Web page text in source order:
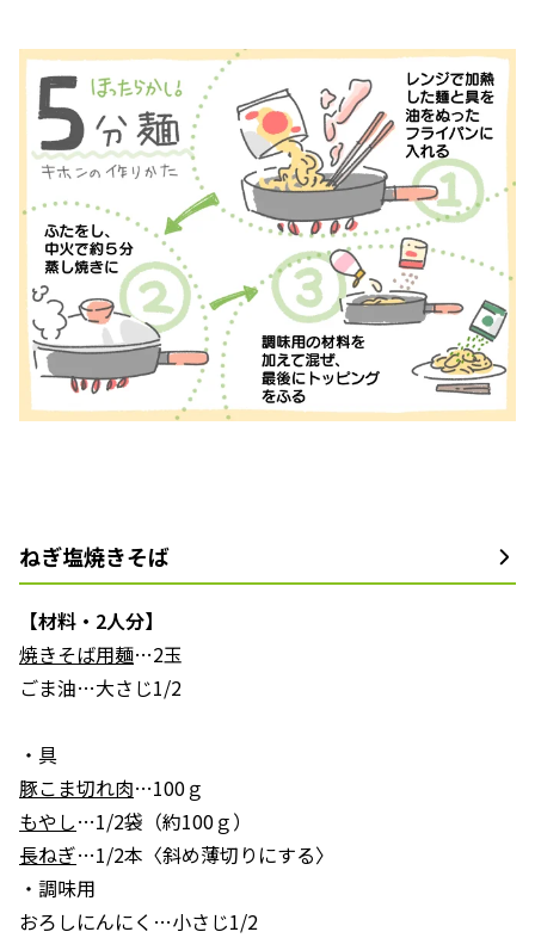
ねぎ塩焼きそば
【材料・2人分】
焼きそば用麺…2玉
ごま油…大さじ1/2
・具
豚こま切れ肉…100ｇ
もやし…1/2袋（約100ｇ）
長ねぎ…1/2本〈斜め薄切りにする〉
・調味用
おろしにんにく…小さじ1/2